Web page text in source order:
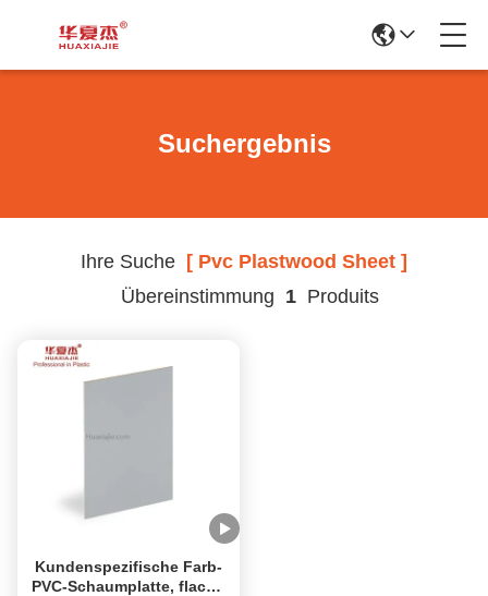
Suchergebnis
Ihre Suche [ Pvc Plastwood Sheet ]
Übereinstimmung 1Produits
Kundenspezifische Farb-
PVC-Schaumplatte, flache